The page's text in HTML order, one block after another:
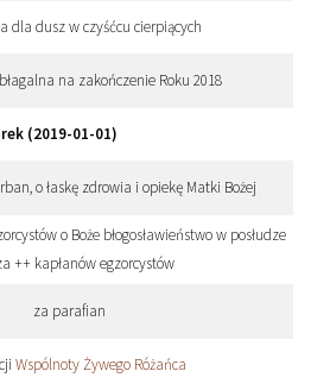
dla dusz w czyśćcu cierpiących
na zakończenie Roku 2018
(2019-01-01)
o łaskę zdrowia i opiekę Matki Bożej
o Boże błogosławieństwo w posłudze
++ kapłanów egzorcystów
za parafian
Wspólnoty Żywego Różańca